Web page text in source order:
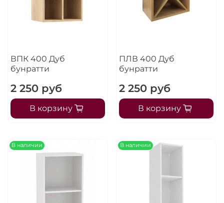
ВПК 400 Дуб
бунратти
2 250 руб
В корзину
ПЛВ 400 Дуб
бунратти
2 250 руб
В корзину
В наличии В наличии